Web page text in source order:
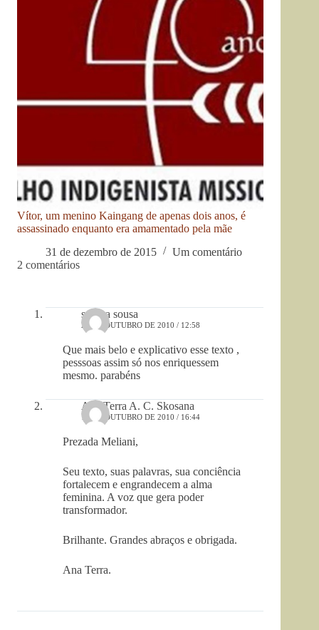
Vítor, um menino Kaingang de apenas dois anos, é
assassinado enquanto era amamentado pela mãe
31 de dezembro de 2015
Um comentário
2 comentários
sandra sousa
21 DE OUTUBRO DE 2010 / 12:58
Que mais belo e explicativo esse texto ,
pesssoas assim só nos enriquessem
mesmo. parabéns
Ana Terra A. C. Skosana
14 DE OUTUBRO DE 2010 / 16:44
Prezada Meliani,
Seu texto, suas palavras, sua conciência
fortalecem e engrandecem a alma
feminina. A voz que gera poder
transformador.
Brilhante. Grandes abraços e obrigada.
Ana Terra.